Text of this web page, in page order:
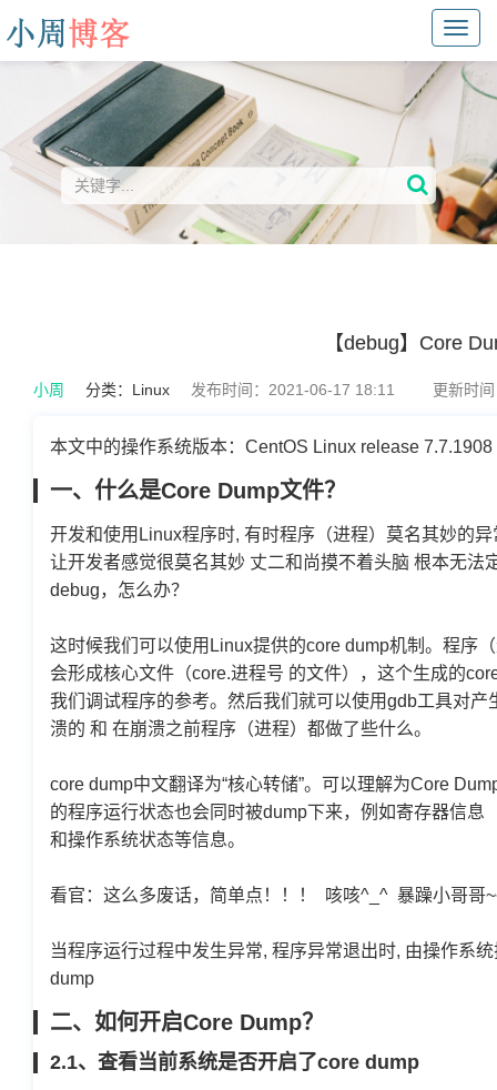
【debug】Core
小周 分类： Linux 发布时间：2021-06-17 18:11 更新时
本文中的操作系统版本：CentOS Linux release 7.7.1908
一、什么是Core Dump文件？
开发和使用Linux程序时, 有时程序（进程）莫名其妙的
让开发者感觉很莫名其妙 丈二和尚摸不着头脑 根本无
debug，怎么办？
这时候我们可以使用Linux提供的core dump机制。程序
会形成核心文件（core.进程号 的文件），这个生成的
我们调试程序的参考。然后我们就可以使用gdb工具对产
溃的 和 在崩溃之前程序（进程）都做了些什么。
core dump中文翻译为“核心转储”。 可以理解为Core
的程序运行状态也会同时被dump下来，例如寄存器信
和操作系统状态等信息。
看官：这么多废话，简单点！！！ 咳咳^_^ 暴躁小哥
当程序运行过程中发生异常, 程序异常退出时, 由操作系
dump
二、如何开启Core Dump？
2.1、查看当前系统是否开启了core dump